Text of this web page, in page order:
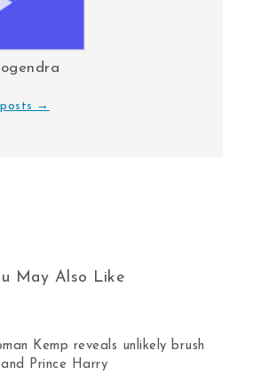
→
May Also Like
Kemp reveals unlikely brush
Prince Harry